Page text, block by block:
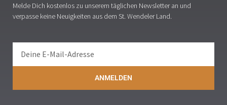
Melde Dich kostenlos zu unserem täglichen Newsletter an und
verpasse keine Neuigkeiten aus dem St. Wendeler Land.
ANMELDEN